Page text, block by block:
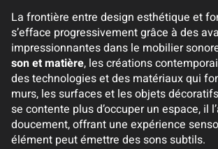
La frontière entre design esthétique et
s’efface progressivement grâce à des
impressionnantes dans le mobilier
son et matière, les créations
des technologies et des matériaux qui
murs, les surfaces et les objets
se contente plus d’occuper un espace, il
doucement, offrant une expérience
élément peut émettre des sons subtils.